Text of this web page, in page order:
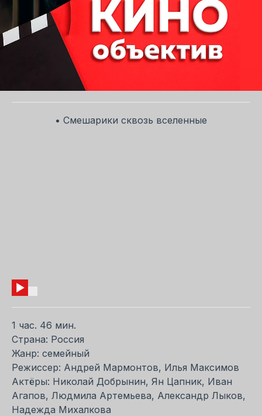
• Смешарики сквозь вселенные
1 час. 46 мин.
Страна: Россия
Жанр: семейный
Режиссер: Андрей Мармонтов, Илья Максимов
Актёры: Николай Добрынин, Ян Цапник, Иван
Агапов, Людмила Артемьева, Александр Лыков,
Надежда Михалкова